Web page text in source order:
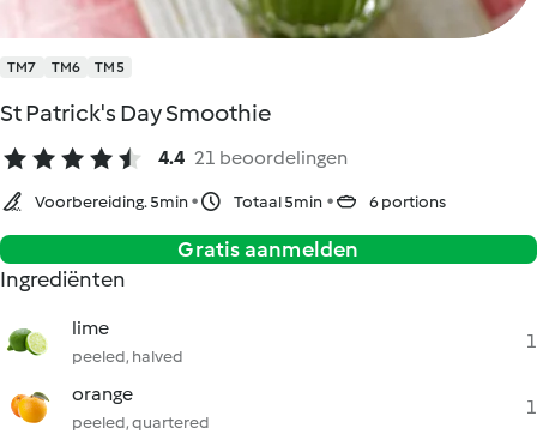
TM7 TM6 TM5
St Patrick's Day Smoothie
4.4 21 beoordelingen
Voorbereiding. 5min Totaal 5min 6 portions
Gratis aanmelden
Ingrediënten
lime
peeled, halved
1
orange
peeled, quartered
1